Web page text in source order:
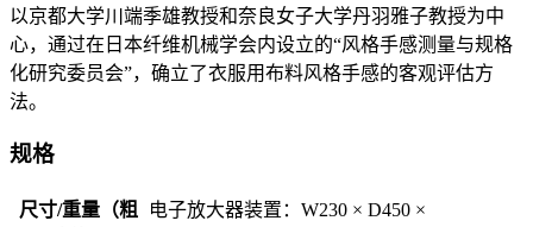
以京都大学川端季雄教授和奈良女子大学丹羽雅子教授为中
心，通过在日本纤维机械学会内设立的“风格手感测量与规格
化研究委员会”，确立了衣服用布料风格手感的客观评估方
法。
规格
尺寸/重量（粗
电子放大器装置：W230 × D450 ×